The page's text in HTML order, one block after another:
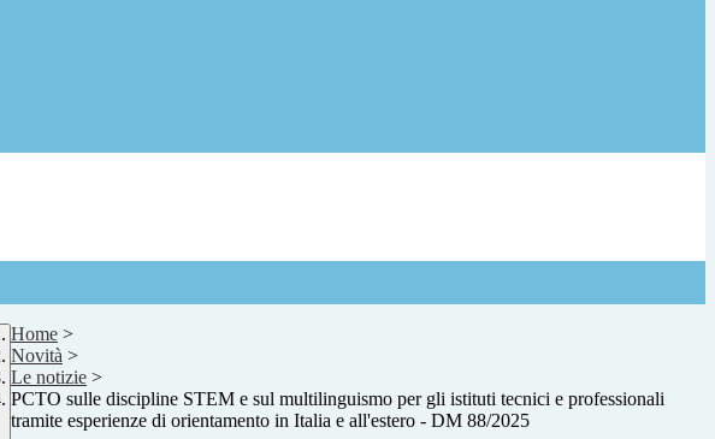
Home >
Novità >
Le notizie >
PCTO sulle discipline STEM e sul multilinguismo per gli istituti tecnici e professionali
tramite esperienze di orientamento in Italia e all'estero - DM 88/2025